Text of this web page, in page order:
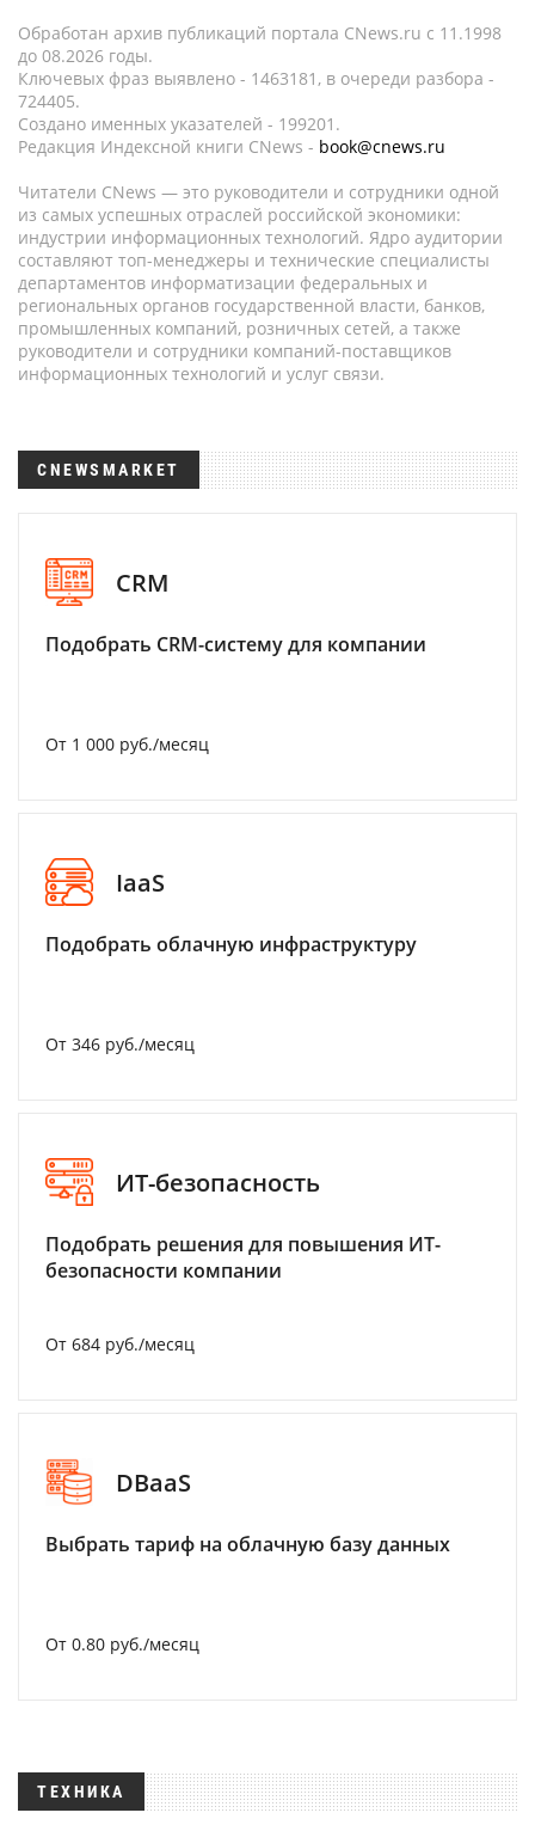
Обработан архив публикаций портала CNews.ru c 11.1998
до 08.2026 годы.
Ключевых фраз выявлено - 1463181, в очереди разбора -
724405.
Создано именных указателей - 199201.
Редакция Индексной книги CNews - book@cnews.ru
Читатели CNews — это руководители и сотрудники одной
из самых успешных отраслей российской экономики:
индустрии информационных технологий. Ядро аудитории
составляют топ-менеджеры и технические специалисты
департаментов информатизации федеральных и
региональных органов государственной власти, банков,
промышленных компаний, розничных сетей, а также
руководители и сотрудники компаний-поставщиков
информационных технологий и услуг связи.
CNEWSMARKET
CRM
Подобрать CRM-систему для компании
От 1 000 руб./месяц
IaaS
Подобрать облачную инфраструктуру
От 346 руб./месяц
ИТ-безопасность
Подобрать решения для повышения ИТ-
безопасности компании
От 684 руб./месяц
DBaaS
Выбрать тариф на облачную базу данных
От 0.80 руб./месяц
ТЕХНИКА